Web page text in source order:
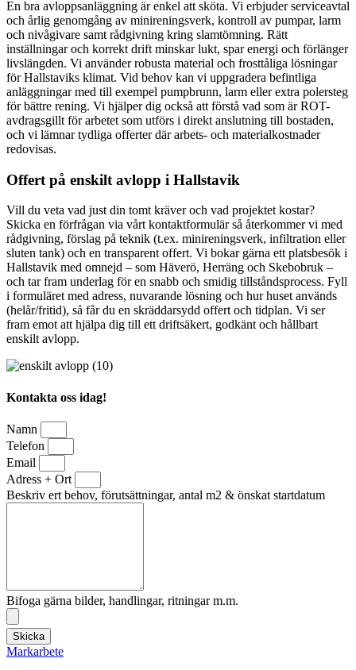
En bra avloppsanläggning är enkel att sköta. Vi erbjuder serviceavtal
och årlig genomgång av minireningsverk, kontroll av pumpar, larm
och nivågivare samt rådgivning kring slamtömning. Rätt
inställningar och korrekt drift minskar lukt, spar energi och förlänger
livslängden. Vi använder robusta material och frosttåliga lösningar
för Hallstaviks klimat. Vid behov kan vi uppgradera befintliga
anläggningar med till exempel pumpbrunn, larm eller extra polersteg
för bättre rening. Vi hjälper dig också att förstå vad som är ROT-
avdragsgillt för arbetet som utförs i direkt anslutning till bostaden,
och vi lämnar tydliga offerter där arbets- och materialkostnader
redovisas.
Offert på enskilt avlopp i Hallstavik
Vill du veta vad just din tomt kräver och vad projektet kostar?
Skicka en förfrågan via vårt kontaktformulär så återkommer vi med
rådgivning, förslag på teknik (t.ex. minireningsverk, infiltration eller
sluten tank) och en transparent offert. Vi bokar gärna ett platsbesök i
Hallstavik med omnejd – som Häverö, Herräng och Skebobruk –
och tar fram underlag för en snabb och smidig tillståndsprocess. Fyll
i formuläret med adress, nuvarande lösning och hur huset används
(helår/fritid), så får du en skräddarsydd offert och tidplan. Vi ser
fram emot att hjälpa dig till ett driftsäkert, godkänt och hållbart
enskilt avlopp.
Kontakta oss idag!
Namn
Telefon
Email
Adress + Ort
Beskriv ert behov, förutsättningar, antal m2 & önskat startdatum
Bifoga gärna bilder, handlingar, ritningar m.m.
Skicka
Markarbete